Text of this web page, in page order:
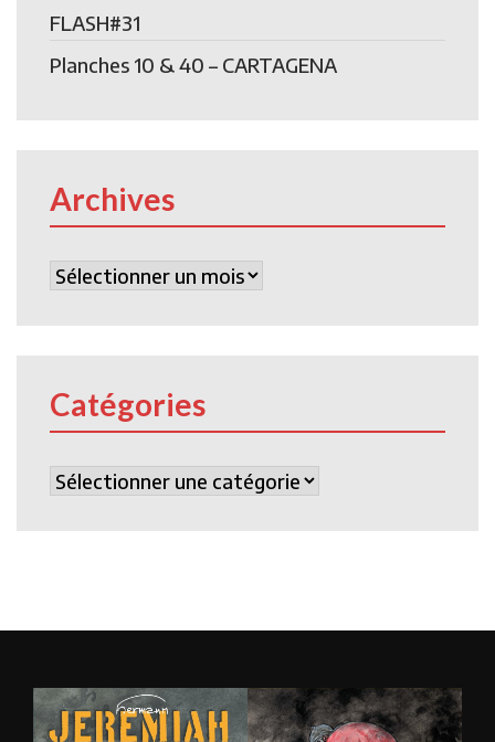
FLASH#31
Planches 10 & 40 – CARTAGENA
Archives
Archives
Catégories
Catégories